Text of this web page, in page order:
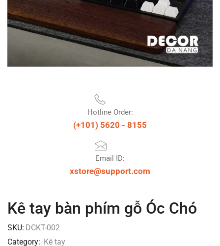
Hotline Order:
(+101) 5620 - 8155
Email ID:
xstore@support.com
Kê tay bàn phím gỗ Óc Chó
SKU: DCKT-002
Category: Kê tay